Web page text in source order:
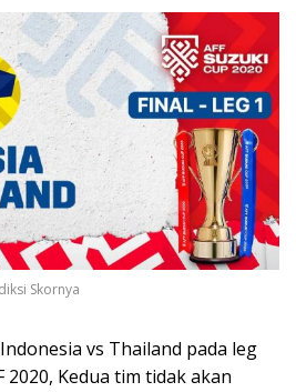
Skornya
Indonesia vs Thailand pada leg
2020, Kedua tim tidak akan